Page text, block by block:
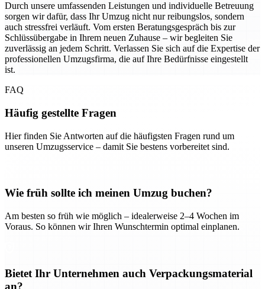
Durch unsere umfassenden Leistungen und individuelle Betreuung
sorgen wir dafür, dass Ihr Umzug nicht nur reibungslos, sondern
auch stressfrei verläuft. Vom ersten Beratungsgespräch bis zur
Schlüssübergabe in Ihrem neuen Zuhause – wir begleiten Sie
zuverlässig an jedem Schritt. Verlassen Sie sich auf die Expertise der
professionellen Umzugsfirma, die auf Ihre Bedürfnisse eingestellt
ist.
FAQ
Häufig gestellte Fragen
Hier finden Sie Antworten auf die häufigsten Fragen rund um
unseren Umzugsservice – damit Sie bestens vorbereitet sind.
Wie früh sollte ich meinen Umzug buchen?
Am besten so früh wie möglich – idealerweise 2–4 Wochen im
Voraus. So können wir Ihren Wunschtermin optimal einplanen.
Bietet Ihr Unternehmen auch Verpackungsmaterial
an?